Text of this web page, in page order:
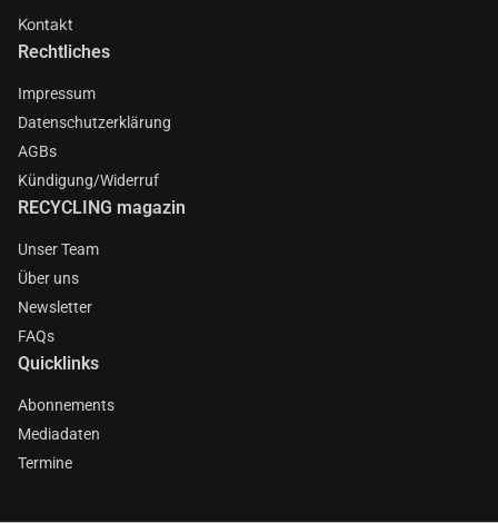
Kontakt
Rechtliches
Impressum
Datenschutzerklärung
AGBs
Kündigung/Widerruf
RECYCLING magazin
Unser Team
Über uns
Newsletter
FAQs
Quicklinks
Abonnements
Mediadaten
Termine